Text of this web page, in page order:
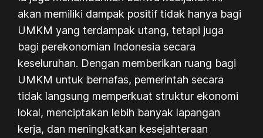
akan memiliki dampak positif tidak hanya bagi
UMKM yang terdampak utang, tetapi juga
bagi perekonomian Indonesia secara
keseluruhan. Dengan memberikan ruang bagi
UMKM untuk bernafas, pemerintah secara
tidak langsung memperkuat struktur ekonomi
lokal, menciptakan lebih banyak lapangan
kerja, dan meningkatkan kesejahteraan